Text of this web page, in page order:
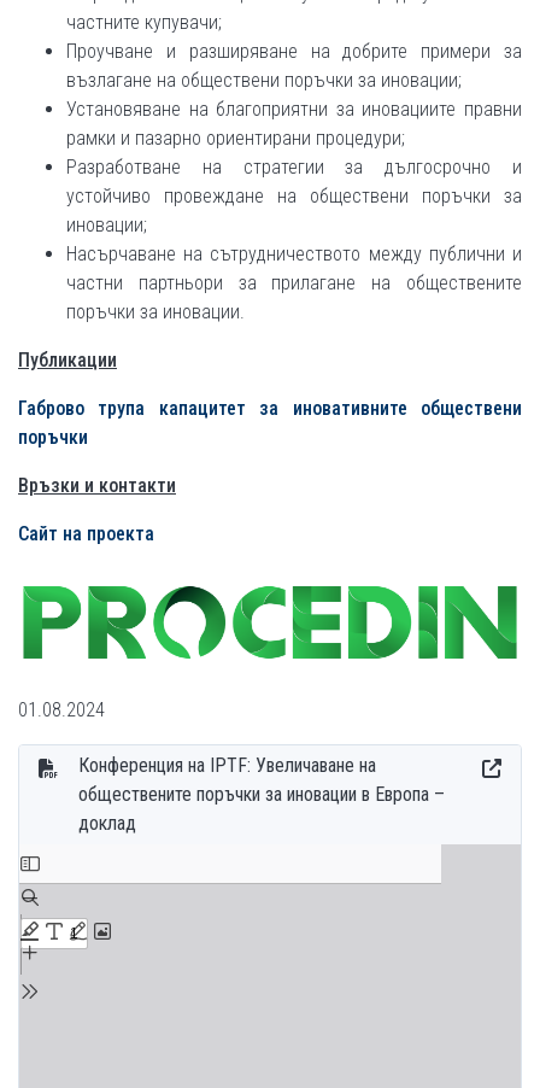
частните купувачи;
Проучване и разширяване на добрите примери за
възлагане на обществени поръчки за иновации;
Установяване на благоприятни за иновациите правни
рамки и пазарно ориентирани процедури;
Разработване на стратегии за дългосрочно и
устойчиво провеждане на обществени поръчки за
иновации;
Насърчаване на сътрудничеството между публични и
частни партньори за прилагане на обществените
поръчки за иновации.
Публикации
Габрово трупа капацитет за иновативните обществени
поръчки
Връзки и контакти
Сайт на проекта
01.08.2024
Конференция на IPTF: Увеличаване на
обществените поръчки за иновации в Европа –
доклад